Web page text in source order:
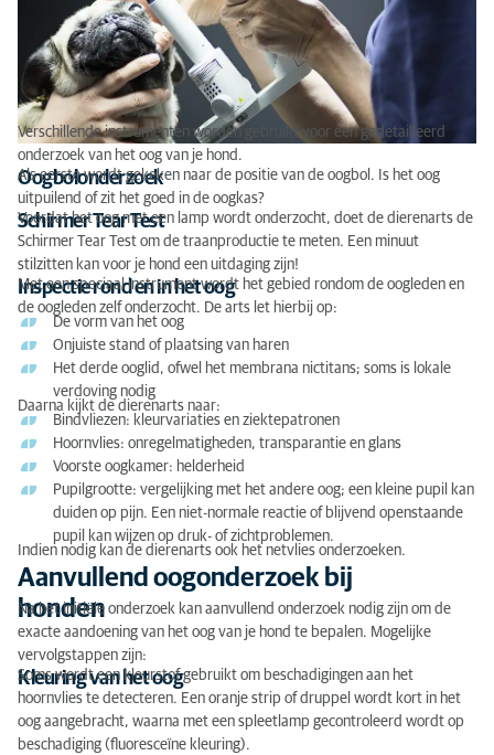
Verschillende instrumenten worden gebruikt voor een gedetailleerd
onderzoek van het oog van je hond.
Oogbolonderzoek
Als eerste wordt gekeken naar de positie van de oogbol. Is het oog
uitpuilend of zit het goed in de oogkas?
Schirmer Tear Test
Voordat het oog met een lamp wordt onderzocht, doet de dierenarts de
Schirmer Tear Test om de traanproductie te meten. Een minuut
stilzitten kan voor je hond een uitdaging zijn!
Inspectie rond en in het oog
Met een speciaal instrument wordt het gebied rondom de oogleden en
de oogleden zelf onderzocht. De arts let hierbij op:
De vorm van het oog
Onjuiste stand of plaatsing van haren
Het derde ooglid, ofwel het membrana nictitans; soms is lokale
verdoving nodig
Daarna kijkt de dierenarts naar:
Bindvliezen: kleurvariaties en ziektepatronen
Hoornvlies: onregelmatigheden, transparantie en glans
Voorste oogkamer: helderheid
Pupilgrootte: vergelijking met het andere oog; een kleine pupil kan
duiden op pijn. Een niet-normale reactie of blijvend openstaande
pupil kan wijzen op druk- of zichtproblemen.
Indien nodig kan de dierenarts ook het netvlies onderzoeken.
Aanvullend oogonderzoek bij
honden
Na het initiële onderzoek kan aanvullend onderzoek nodig zijn om de
exacte aandoening van het oog van je hond te bepalen. Mogelijke
vervolgstappen zijn:
Kleuring van het oog
Soms wordt een kleurstof gebruikt om beschadigingen aan het
hoornvlies te detecteren. Een oranje strip of druppel wordt kort in het
oog aangebracht, waarna met een spleetlamp gecontroleerd wordt op
beschadiging (fluoresceïne kleuring).